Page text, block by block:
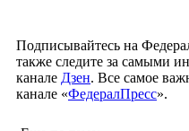
Подписывайтесь на
также следите за самыми
канале Дзен. Все самое
канале «ФедералПресс».